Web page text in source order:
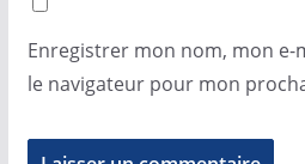
Enregistrer mon nom, mon e-
le navigateur pour mon